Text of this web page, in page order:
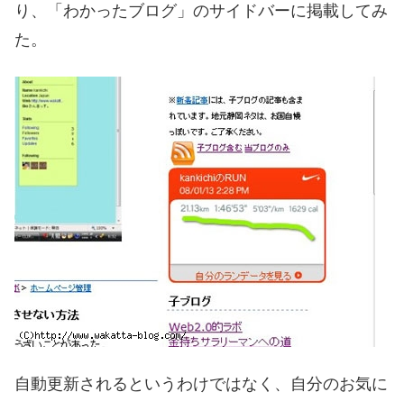
り、「わかったブログ」のサイドバーに掲載してみ
た。
自動更新されるというわけではなく、自分のお気に